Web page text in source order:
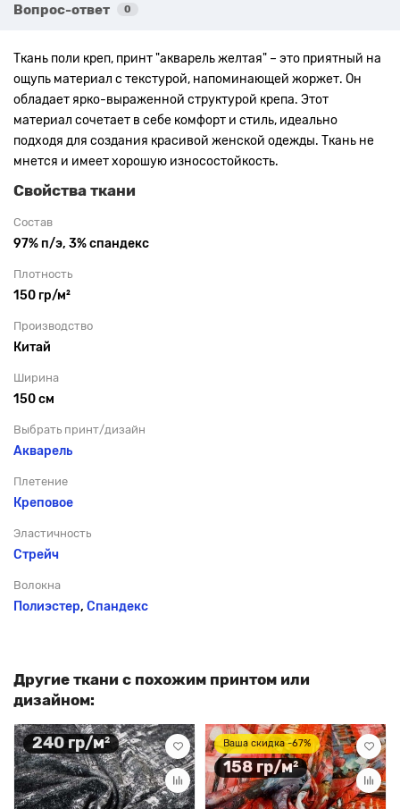
Вопрос-ответ 0
Ткань поли креп, принт "акварель желтая" – это приятный на
ощупь материал с текстурой, напоминающей жоржет. Он
обладает ярко-выраженной структурой крепа. Этот
материал сочетает в себе комфорт и стиль, идеально
подходя для создания красивой женской одежды. Ткань не
мнется и имеет хорошую износостойкость.
Свойства ткани
Состав
97% п/э, 3% спандекс
Плотность
150 гр/м²
Производство
Китай
Ширина
150 см
Выбрать принт/дизайн
Акварель
Плетение
Креповое
Эластичность
Стрейч
Волокна
Полиэстер, Спандекс
Другие ткани с похожим принтом или
дизайном:
240 гр/м² Ваша скидка -67%
158 гр/м²